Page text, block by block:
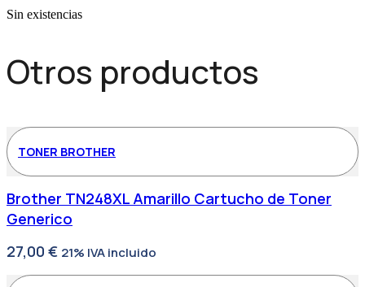
Sin existencias
Otros productos
TONER BROTHER
Brother TN248XL Amarillo Cartucho de Toner
Generico
27,00 € 21% IVA incluido